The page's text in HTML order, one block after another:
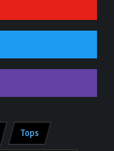
Tops